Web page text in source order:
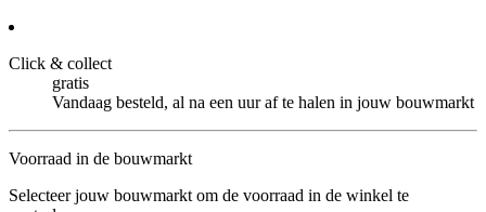
Click & collect
gratis
Vandaag besteld, al na een uur af te halen in jouw bouwmarkt
Voorraad in de bouwmarkt
Selecteer jouw bouwmarkt om de voorraad in de winkel te